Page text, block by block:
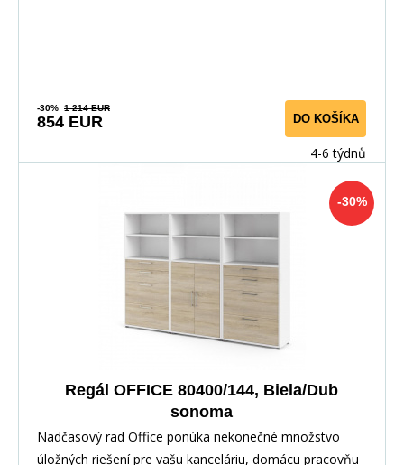
-30% 1 214 EUR
854 EUR DO KOŠÍKA
4-6 týdnů
-30%
Regál OFFICE 80400/144, Biela/Dub
sonoma
Nadčasový rad Office ponúka nekonečné množstvo
úložných riešení pre vašu kanceláriu, domácu pracovňu